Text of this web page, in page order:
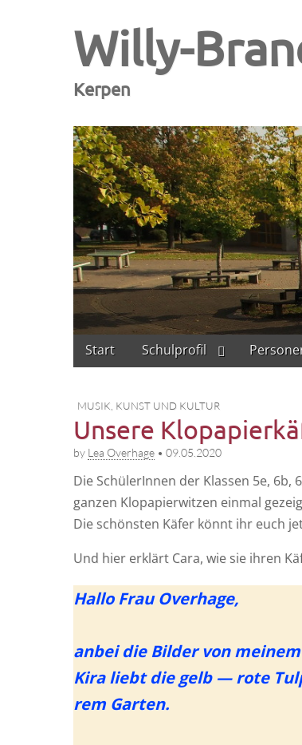
Willy-
Kerpen
Main
menu
Skip
to
Start Schulprofil
MUSIK, KUNST UND KULTUR
Unsere
by Lea Overhage • 09.05.2020
Die Schü­le­rIn­nen der Klas­sen 5e, 6b,
gan­zen Klo­pa­pier­wit­zen ein­mal
Die schöns­ten Käfer könnt ihr euch
Und hier erklärt Cara, wie sie ihren
Hal­lo Frau Over­ha­ge,
anbei die Bil­der von
Kira liebt die gelb — rote
rem Gar­ten.